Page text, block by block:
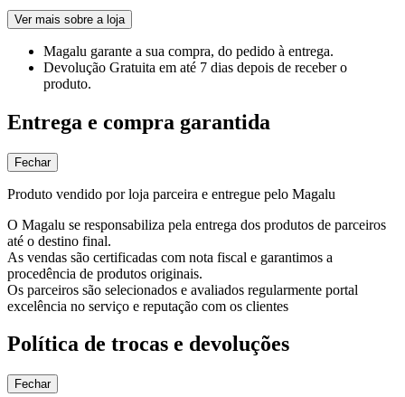
Ver mais sobre a loja
Magalu garante a sua compra, do pedido à entrega.
Devolução Gratuita em até 7 dias depois de receber o
produto.
Entrega e compra garantida
Fechar
Produto vendido por loja parceira e entregue pelo Magalu
O Magalu se responsabiliza pela entrega dos produtos de parceiros
até o destino final.
As vendas são certificadas com nota fiscal e garantimos a
procedência de produtos originais.
Os parceiros são selecionados e avaliados regularmente portal
excelência no serviço e reputação com os clientes
Política de trocas e devoluções
Fechar